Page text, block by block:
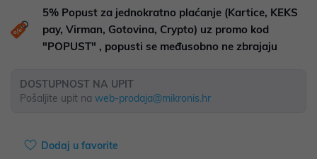
5% Popust za jednokratno plaćanje (Kartice, KEKS
pay, Virman, Gotovina, Crypto) uz promo kod
"POPUST" , popusti se međusobno ne zbrajaju
DOSTUPNOST NA UPIT
Pošaljite upit na web-prodaja@mikronis.hr
Dodaj u favorite